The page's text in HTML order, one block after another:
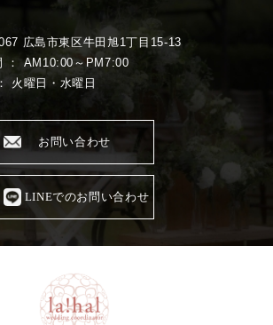
広島市東区牛田旭1丁目15-13
： AM10:00～PM7:00
火曜日・水曜日
お問い合わせ
LINEでのお問い合わせ